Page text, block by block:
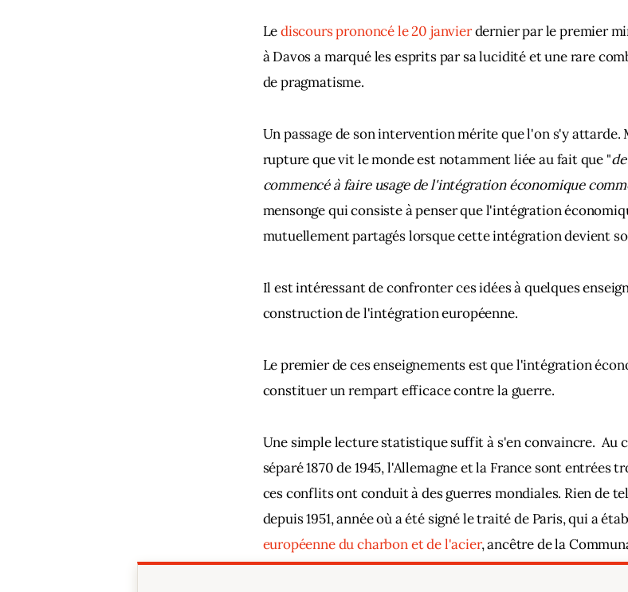
Le discours prononcé le 20 janvier dernier par le premier
à Davos a marqué les esprits par sa lucidité et une rare
de pragmatisme.
Un passage de son intervention mérite que l'on s'y attarde.
rupture que vit le monde est notamment liée au fait que "
commencé à faire usage de l'intégration économique
mensonge qui consiste à penser que l'intégration
mutuellement partagés lorsque cette intégration devient
Il est intéressant de confronter ces idées à quelques
construction de l'intégration européenne.
Le premier de ces enseignements est que l'intégration
constituer un rempart efficace contre la guerre.
Une simple lecture statistique suffit à s'en convaincre.  Au
séparé 1870 de 1945, l'Allemagne et la France sont entrées
ces conflits ont conduit à des guerres mondiales. Rien de
depuis 1951, année où a été signé le traité de Paris, qui a
européenne du charbon et de l'acier, ancêtre de la
européenne, devenue aujourd'hui l'Union européenne.